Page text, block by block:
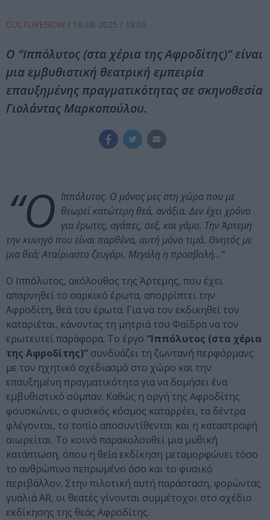
CULTURENOW / 18-06-2025 / 18:06
O “Ιππόλυτος (στα χέρια της Αφροδίτης)” είναι
μια εμβυθιστική θεατρική εμπειρία
επαυξημένης πραγματικότητας σε σκηνοθεσία
Γιολάντας Μαρκοπούλου.
“Ο Ιππόλυτος. Ο μόνος μες στη χώρα που με
θεωρεί κατώτερη θεά, ανάξια. Δεν έχει χρόνο
για έρωτες, αγάπες, σεξ, και γάμο. Την Άρτεμη
την κυνηγό που είναι παρθένα, αυτή μόνο τιμά. Θνητός με
μια θεά; Αταίριαστο ζευγάρι. Μεγάλη η προσβολή…”
Ο Ιππόλυτος, ακόλουθος της Άρτεμης, που έχει
απαρνηθεί το σαρκικό έρωτα, απορρίπτει την
Αφροδίτη, θεά του έρωτα. Για να τον εκδικηθεί τον
καταριέται, κάνοντας τη μητριά του Φαίδρα να τον
ερωτευτεί παράφορα. Το έργο “Ιππόλυτος (στα χέρια
της Αφροδίτης)” συνδυάζει τη ζωντανή περφόρμανς
με τον ηχητικό σχεδιασμό στο χώρο και την
επαυξημένη πραγματικότητα για να δομήσει ένα
εμβυθιστικό σύμπαν. Καθώς η οργή της Αφροδίτης
φουσκώνει, ο φυσικός κόσμος καταρρέει, τα δέντρα
φλέγονται, το τοπίο αποσυντίθενται και η καταστροφή
αιωρείται. Το κοινό παρακολουθεί μια μυθική
κατάπτωση, όπου η θεία εκδίκηση μεταμορφώνει τόσο
το ανθρώπινο πεπρωμένο όσο και το φυσικό
περιβάλλον. Στην πιλοτική αυτή παράσταση, φορώντας
γυαλιά AR, οι θεατές γίνονται συμμέτοχοι στο σχέδιο
εκδίκησης της θεάς Αφροδίτης.